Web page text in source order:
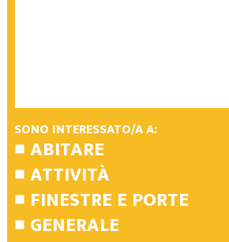
SONO INTERESSATO/A A:
ABITARE
ATTIVITÀ
FINESTRE E PORTE
GENERALE